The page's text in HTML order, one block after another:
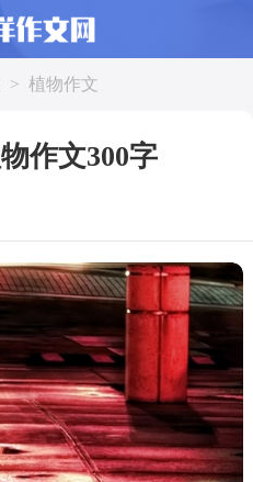
> 植物作文
作文300字